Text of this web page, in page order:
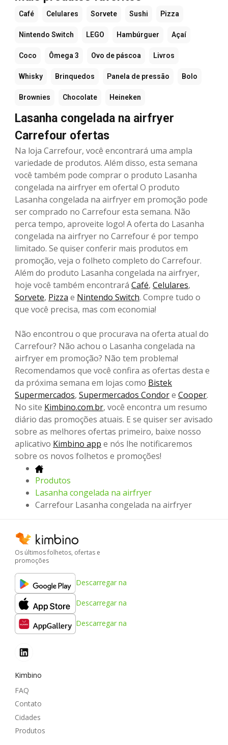
Café Celulares Sorvete Sushi Pizza
Nintendo Switch LEGO Hambúrguer Açaí
Coco Ômega 3 Ovo de páscoa Livros
Whisky Brinquedos Panela de pressão Bolo
Brownies Chocolate Heineken
Lasanha congelada na airfryer
Carrefour ofertas
Na loja Carrefour, você encontrará uma ampla
variedade de produtos. Além disso, esta semana
você também pode comprar o produto Lasanha
congelada na airfryer em oferta! O produto
Lasanha congelada na airfryer em promoção pode
ser comprado no Carrefour esta semana. Não
perca tempo, aproveite logo! A oferta do Lasanha
congelada na airfryer no Carrefour é por tempo
limitado. Se quiser conferir mais produtos em
promoção, veja o folheto completo do Carrefour.
Além do produto Lasanha congelada na airfryer,
hoje você também encontrará Café, Celulares,
Sorvete, Pizza e Nintendo Switch. Compre tudo o
que você precisa, mas com economia!
Não encontrou o que procurava na oferta atual do
Carrefour? Não achou o Lasanha congelada na
airfryer em promoção? Não tem problema!
Recomendamos que você confira as ofertas desta e
da próxima semana em lojas como Bistek
Supermercados, Supermercados Condore Cooper.
No site Kimbino.com.br, você encontra um resumo
diário das promoções atuais. E se quiser ser avisado
sobre as melhores ofertas primeiro, baixe nosso
aplicativo Kimbino app e nós lhe notificaremos
sobre os novos folhetos e promoções!
Produtos
Lasanha congelada na airfryer
Carrefour Lasanha congelada na airfryer
Os últimos folhetos, ofertas e
promoções
Descarregar na
Descarregar na
Descarregar na
Kimbino
FAQ
Contato
Cidades
Produtos